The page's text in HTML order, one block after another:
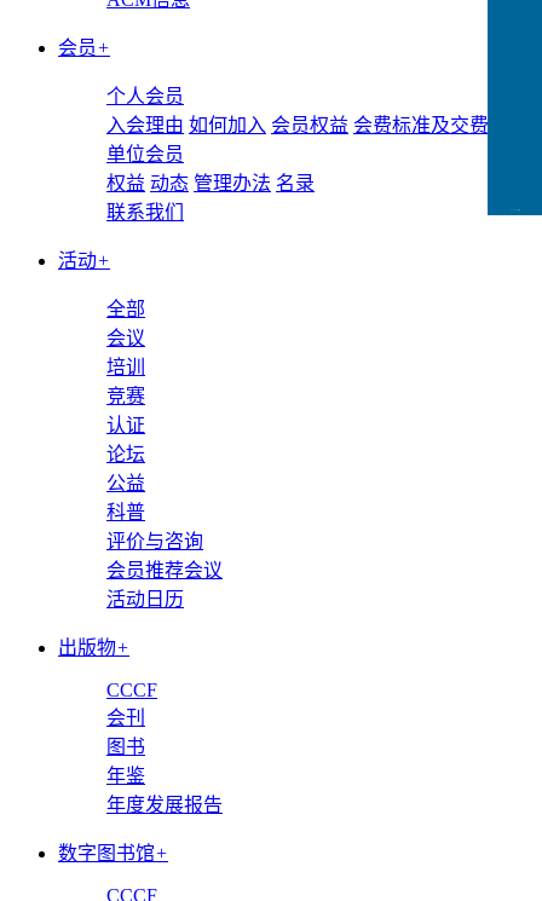
会员+
个人会员
入会理由 如何加入 会员权益 会费标准及交费方式
单位会员
权益 动态 管理办法 名录
联系我们
活动+
全部
会议
培训
竞赛
认证
论坛
公益
科普
评价与咨询
会员推荐会议
活动日历
出版物+
CCCF
会刊
图书
年鉴
年度发展报告
数字图书馆+
CCCF